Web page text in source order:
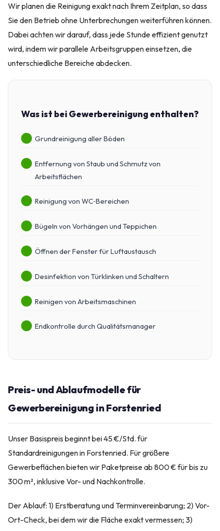
Wir planen die Reinigung exakt nach Ihrem Zeitplan, so dass
Sie den Betrieb ohne Unterbrechungen weiterführen können.
Dabei achten wir darauf, dass jede Stunde effizient genutzt
wird, indem wir parallele Arbeitsgruppen einsetzen, die
unterschiedliche Bereiche abdecken.
Was ist bei Gewerbereinigung enthalten?
Grundreinigung aller Böden
Entfernung von Staub und Schmutz von
Arbeitsflächen
Reinigung von WC‑Bereichen
Bügeln von Vorhängen und Teppichen
Öffnen der Fenster für Luftaustausch
Desinfektion von Türklinken und Schaltern
Reinigen von Arbeitsmaschinen
Endkontrolle durch Qualitätsmanager
Preis- und Ablaufmodelle für
Gewerbereinigung in Forstenried
Unser Basispreis beginnt bei 45 €/Std. für
Standardreinigungen in Forstenried. Für größere
Gewerbeflächen bieten wir Paketpreise ab 800 € für bis zu
300 m², inklusive Vor- und Nachkontrolle.
Der Ablauf: 1) Erstberatung und Terminvereinbarung; 2) Vor-
Ort-Check, bei dem wir die Fläche exakt vermessen; 3)